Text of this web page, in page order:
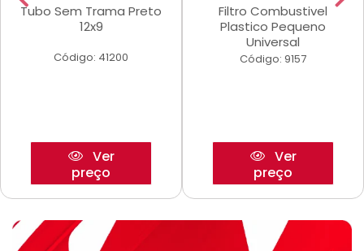
Tubo Sem Trama Preto
12x9
Código: 41200
Ver
preço
Filtro Combustivel
Plastico Pequeno
Universal
Código: 9157
Ver
preço